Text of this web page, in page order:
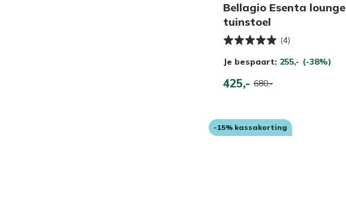
Bellagio Esenta lounge
tuinstoel
(4)
Je bespaart: 255,- (-38%)
425,- 680,-
-15% kassakorting